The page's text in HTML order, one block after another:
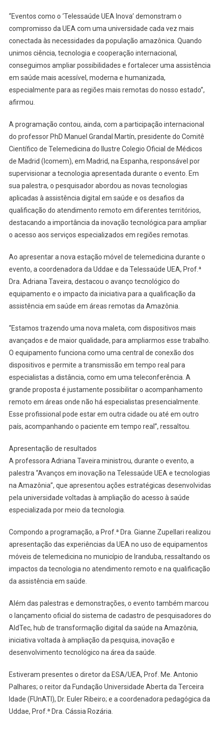
“Eventos como o ‘Telessaúde UEA Inova’ demonstram o
compromisso da UEA com uma universidade cada vez mais
conectada às necessidades da população amazônica. Quando
unimos ciência, tecnologia e cooperação internacional,
conseguimos ampliar possibilidades e fortalecer uma assistência
em saúde mais acessível, moderna e humanizada,
especialmente para as regiões mais remotas do nosso estado”,
afirmou.
A programação contou, ainda, com a participação internacional
do professor PhD Manuel Grandal Martín, presidente do Comitê
Científico de Telemedicina do Ilustre Colegio Oficial de Médicos
de Madrid (Icomem), em Madrid, na Espanha, responsável por
supervisionar a tecnologia apresentada durante o evento. Em
sua palestra, o pesquisador abordou as novas tecnologias
aplicadas à assistência digital em saúde e os desafios da
qualificação do atendimento remoto em diferentes territórios,
destacando a importância da inovação tecnológica para ampliar
o acesso aos serviços especializados em regiões remotas.
Ao apresentar a nova estação móvel de telemedicina durante o
evento, a coordenadora da Uddae e da Telessaúde UEA, Prof.ª
Dra. Adriana Taveira, destacou o avanço tecnológico do
equipamento e o impacto da iniciativa para a qualificação da
assistência em saúde em áreas remotas da Amazônia.
“Estamos trazendo uma nova maleta, com dispositivos mais
avançados e de maior qualidade, para ampliarmos esse trabalho.
O equipamento funciona como uma central de conexão dos
dispositivos e permite a transmissão em tempo real para
especialistas a distância, como em uma teleconferência. A
grande proposta é justamente possibilitar o acompanhamento
remoto em áreas onde não há especialistas presencialmente.
Esse profissional pode estar em outra cidade ou até em outro
país, acompanhando o paciente em tempo real”, ressaltou.
Apresentação de resultados
A professora Adriana Taveira ministrou, durante o evento, a
palestra “Avanços em inovação na Telessaúde UEA e tecnologias
na Amazônia”, que apresentou ações estratégicas desenvolvidas
pela universidade voltadas à ampliação do acesso à saúde
especializada por meio da tecnologia.
Compondo a programação, a Prof.ª Dra. Gianne Zupellari realizou
apresentação das experiências da UEA no uso de equipamentos
móveis de telemedicina no município de Iranduba, ressaltando os
impactos da tecnologia no atendimento remoto e na qualificação
da assistência em saúde.
Além das palestras e demonstrações, o evento também marcou
o lançamento oficial do sistema de cadastro de pesquisadores do
AldTec, hub de transformação digital da saúde na Amazônia,
iniciativa voltada à ampliação da pesquisa, inovação e
desenvolvimento tecnológico na área da saúde.
Estiveram presentes o diretor da ESA/UEA, Prof. Me. Antonio
Palhares; o reitor da Fundação Universidade Aberta da Terceira
Idade (FUnATI), Dr. Euler Ribeiro; e a coordenadora pedagógica da
Uddae, Prof.ª Dra. Cássia Rozária.